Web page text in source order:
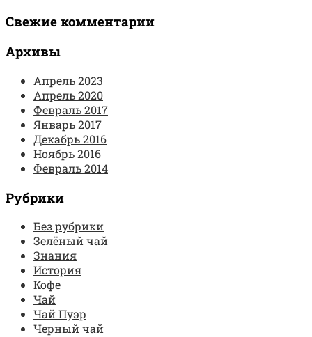
Свежие комментарии
Архивы
Апрель 2023
Апрель 2020
Февраль 2017
Январь 2017
Декабрь 2016
Ноябрь 2016
Февраль 2014
Рубрики
Без рубрики
Зелёный чай
Знания
История
Кофе
Чай
Чай Пуэр
Черный чай